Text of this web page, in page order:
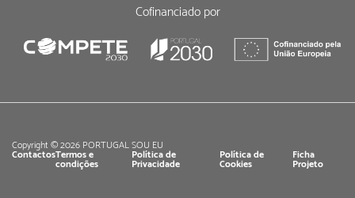
Cofinanciado por
Copyright © 2026 PORTUGAL SOU EU
ContactosTermos e
condições
Política de
Privacidade
Política de
Cookies
Ficha
Projeto